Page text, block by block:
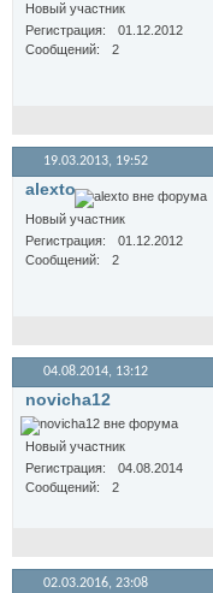
Новый участник
Регистрация
01.12.2012
Сообщений
2
19.03.2013, 19:52
alexto
Новый участник
Регистрация
01.12.2012
Сообщений
2
04.08.2014, 13:12
novicha12
Новый участник
Регистрация
04.08.2014
Сообщений
2
02.03.2016, 23:08